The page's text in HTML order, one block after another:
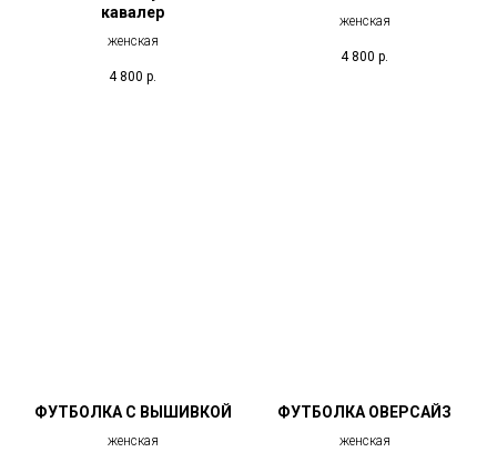
кавалер
женская
4 800 р.
женская
4 800 р.
ФУТБОЛКА С ВЫШИВКОЙ
женская
ФУТБОЛКА ОВЕРСАЙЗ
женская